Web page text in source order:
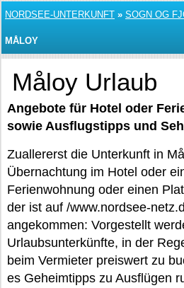
NORDSEE-UNTERKUNFT » SOGN OG
MÅLOY
Måloy Urlaub
Angebote für Hotel oder
sowie Ausflugstipps und
Zuallererst die Unterkunft in
Übernachtung im Hotel oder
Ferienwohnung oder einen
der ist auf /www.nordsee-
angekommen: Vorgestellt
Urlaubsunterkünfte, in der
beim Vermieter preiswert zu
es Geheimtipps zu Ausflügen